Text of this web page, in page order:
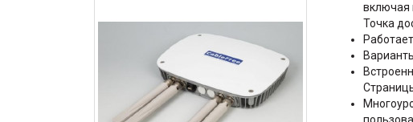
включая
Точка